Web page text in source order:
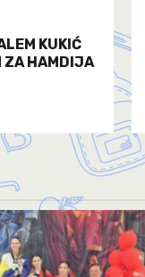
KUKIĆ
ZA HAMDIJA